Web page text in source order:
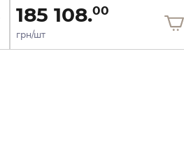
185 108.00
грн/шт